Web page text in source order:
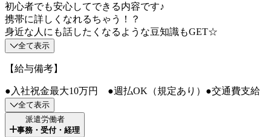
初心者でも安心してできる内容です♪
携帯に詳しくなれるちゃう！？
身近な人にも話したくなるような豆知識もGET☆
全て表示
【給与備考】
●入社祝金最大10万円 ●週払OK（規定あり）●交通費支給
全て表示
派遣労働者
事務・受付・経理